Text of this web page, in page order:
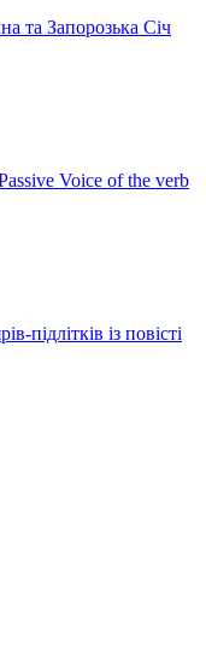
та Запорозька Січ
Voice of the verb
підлітків із повісті